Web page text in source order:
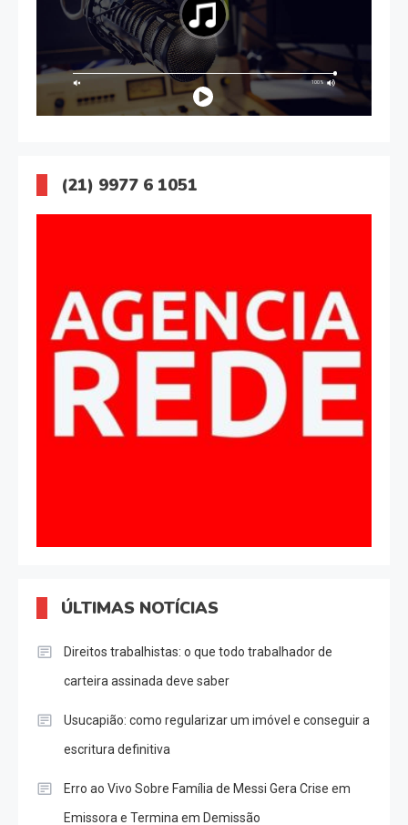
(21) 9977 6 1051
ÚLTIMAS NOTÍCIAS
Direitos trabalhistas: o que todo trabalhador de
carteira assinada deve saber
Usucapião: como regularizar um imóvel e conseguir a
escritura definitiva
Erro ao Vivo Sobre Família de Messi Gera Crise em
Emissora e Termina em Demissão